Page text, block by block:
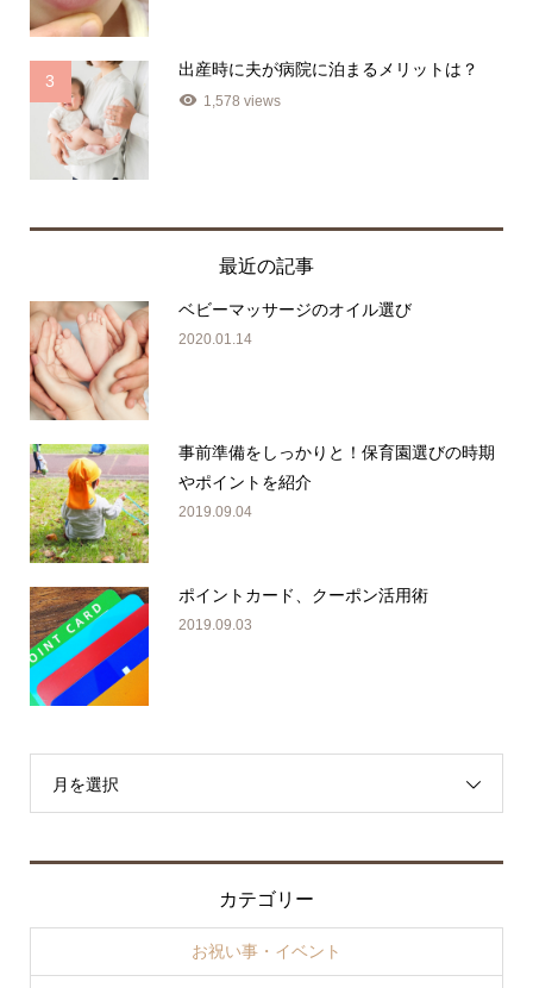
3
出産時に夫が病院に泊まるメリットは？
1,578 views
最近の記事
ベビーマッサージのオイル選び
2020.01.14
事前準備をしっかりと！保育園選びの時期
やポイントを紹介
2019.09.04
ポイントカード、クーポン活用術
2019.09.03
月を選択
カテゴリー
お祝い事・イベント